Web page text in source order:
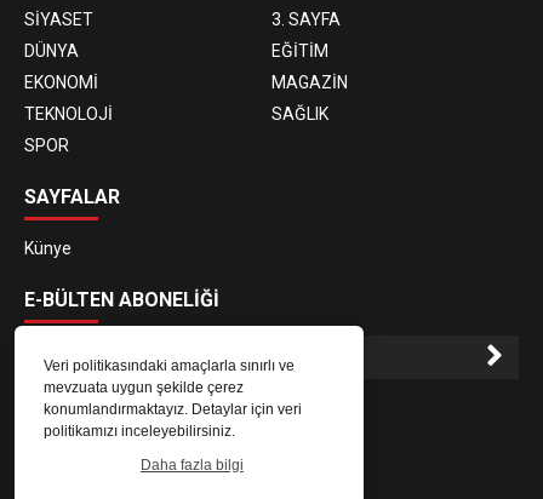
Veri politikasındaki amaçlarla sınırlı ve
mevzuata uygun şekilde çerez
konumlandırmaktayız. Detaylar için veri
politikamızı inceleyebilirsiniz.
Daha fazla bilgi
SİYASET
3. SAYFA
DÜNYA
EĞİTİM
EKONOMİ
MAGAZİN
TEKNOLOJİ
SAĞLIK
SPOR
SAYFALAR
Künye
E-BÜLTEN ABONELİĞİ
E-Bülten aboneliği ile haberlere daha hızlı erişin.